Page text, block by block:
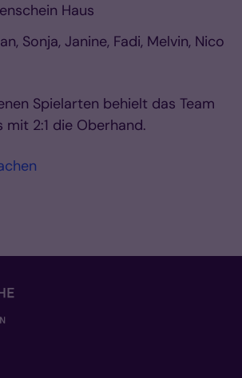
Haus
Sonja, Janine, Fadi, Melvin, Nico
Spielarten behielt das Team
2:1 die Oberhand.